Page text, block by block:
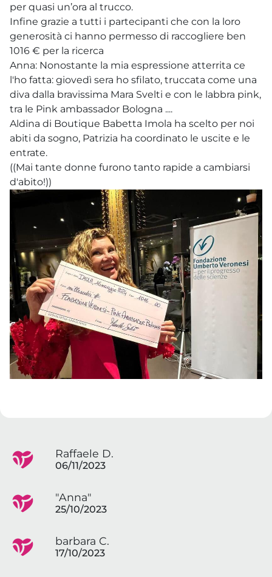
per quasi un’ora al trucco.
Infine grazie a tutti i partecipanti che con la loro
generosità ci hanno permesso di raccogliere ben
1016 € per la ricerca
Anna: Nonostante la mia espressione atterrita ce
l'ho fatta: giovedì sera ho sfilato, truccata come una
diva dalla bravissima Mara Svelti e con le labbra pink,
tra le Pink ambassador Bologna ....
Aldina di Boutique Babetta Imola ha scelto per noi
abiti da sogno, Patrizia ha coordinato le uscite e le
entrate.
((Mai tante donne furono tanto rapide a cambiarsi
d'abito!))
Raffaele D.
06/11/2023
"Anna"
25/10/2023
barbara C.
17/10/2023